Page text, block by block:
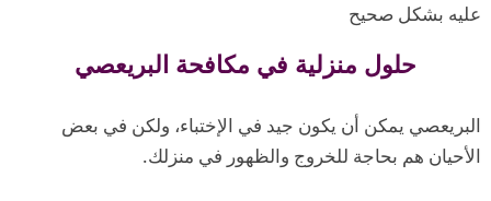
عليه بشكل صحيح
حلول منزلية في مكافحة البريعصي
البريعصي يمكن أن يكون جيد في الإختباء، ولكن في بعض
الأحيان هم بحاجة للخروج والظهور في منزلك.